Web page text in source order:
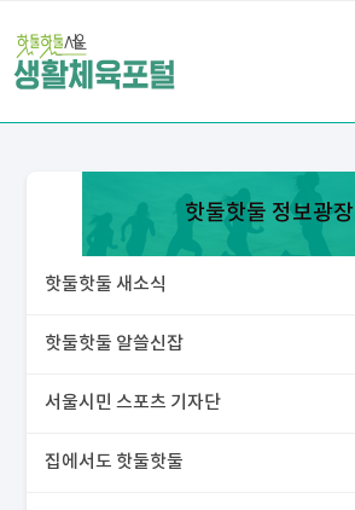
핫둘핫둘 정보광장
핫둘핫둘 새소식
핫둘핫둘 알쓸신잡
서울시민 스포츠 기자단
집에서도 핫둘핫둘